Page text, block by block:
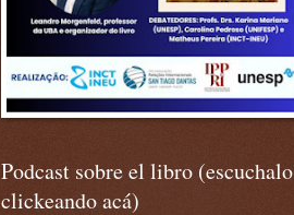
Podcast sobre el libro (escuchalo
clickeando acá)